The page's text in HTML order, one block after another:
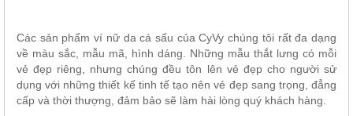
Các sản phẩm ví nữ da cá sấu của CyVy chúng tôi rất đa dạng
về màu sắc, mẫu mã, hình dáng. Những mẫu thắt lưng có mỗi
vẻ đẹp riêng, nhưng chúng đều tôn lên vẻ đẹp cho người sử
dụng với những thiết kế tinh tế tạo nên vẻ đẹp sang trọng, đẳng
cấp và thời thượng, đảm bảo sẽ làm hài lòng quý khách hàng.